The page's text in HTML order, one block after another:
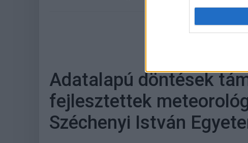
Adatalapú döntések
fejlesztettek
Széchenyi István